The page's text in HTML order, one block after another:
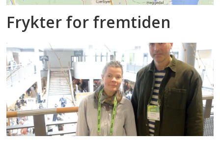
Frykter for fremtiden